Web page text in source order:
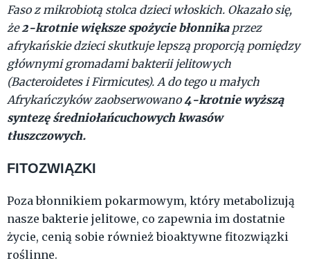
Faso z mikrobiotą stolca dzieci włoskich. Okazało się,
że2-krotnie większe spożycie błonnikaprzez
afrykańskie dzieci skutkuje lepszą proporcją pomiędzy
głównymi gromadami bakterii jelitowych
(Bacteroidetes i Firmicutes). A do tego u małych
Afrykańczyków zaobserwowano4-krotnie wyższą
syntezę średniołańcuchowych kwasów
tłuszczowych.
FITOZWIĄZKI
Poza błonnikiem pokarmowym, który metabolizują
nasze bakterie jelitowe, co zapewnia im dostatnie
życie, cenią sobie również bioaktywne fitozwiązki
roślinne.